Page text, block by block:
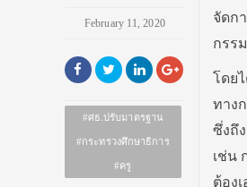
February 11, 2020
#ศธ.ปรับมาตรฐาน
#กระทรวงศึกษาธิการ
#ครู
จัดก
กรร
โดย
ทาง
ซึ่งถึ
เช่น
ต้อง